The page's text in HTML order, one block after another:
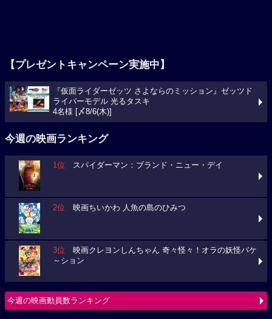
【プレゼントキャンペーン実施中】
『仮面ライダーゼッツ さよならのミッション』ゼッツド
ライバーモデル 光るタスキ
4名様 [〆8/6(木)]
今週の映画ランキング
1位 スパイダーマン：ブランド・ニュー・デイ
2位 映画ちいかわ 人魚の島のひみつ
3位 映画クレヨンしんちゃん 奇々怪々！オラの妖怪バケ
～ション
今週の映画動員数ランキング